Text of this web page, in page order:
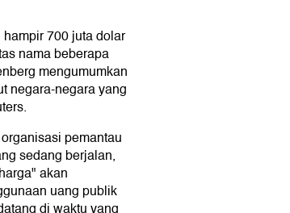
700 juta dolar
nama beberapa
mengumumkan
negara-negara yang
pemantau
sedang berjalan,
akan
uang publik